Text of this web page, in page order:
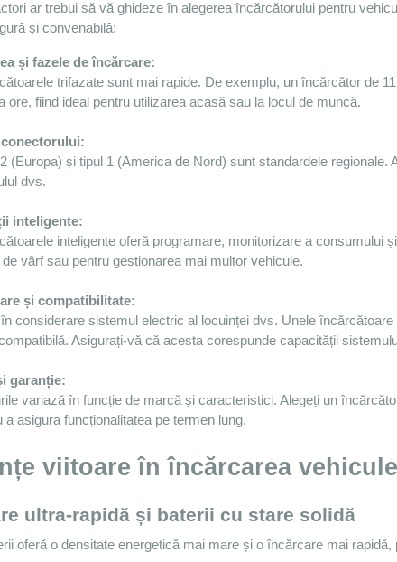
ar trebui să vă ghideze în alegerea încărcătorului pentru
și convenabilă:
și fazele de încărcare:
ore, fiind ideal pentru utilizarea acasă sau la locul de muncă.
dvs.
inteligente:
de vârf sau pentru gestionarea mai multor vehicule.
și compatibilitate:
Asigurați-vă că acesta corespunde capacității
garanție:
a asigura funcționalitatea pe termen lung.
viitoare în încărcarea
ultra-rapidă și baterii cu stare solidă
oferă o densitate energetică mai mare și o încărcare mai